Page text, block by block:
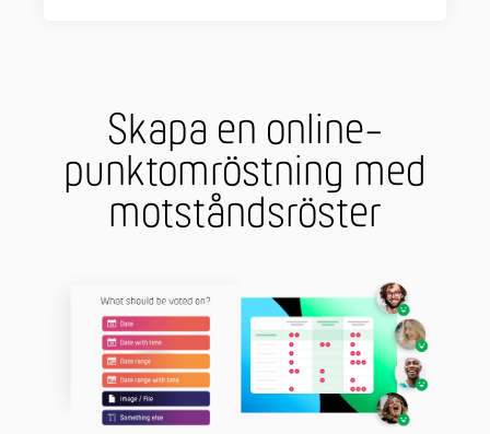
Skapa en online-
punktomröstning med
motståndsröster